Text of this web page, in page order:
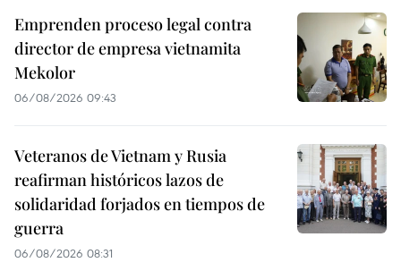
Emprenden proceso legal contra
director de empresa vietnamita
Mekolor
06/08/2026 09:43
Veteranos de Vietnam y Rusia
reafirman históricos lazos de
solidaridad forjados en tiempos de
guerra
06/08/2026 08:31